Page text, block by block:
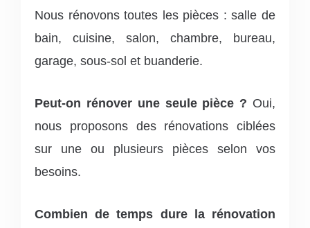
Nous rénovons toutes les pièces : salle de
bain, cuisine, salon, chambre, bureau,
garage, sous-sol et buanderie.
Peut-on rénover une seule pièce ? Oui,
nous proposons des rénovations ciblées
sur une ou plusieurs pièces selon vos
besoins.
Combien de temps dure la rénovation